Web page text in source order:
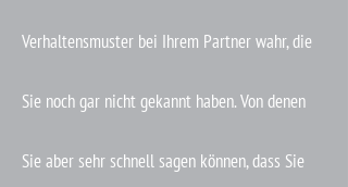
Verhaltensmuster bei Ihrem Partner wahr, die
Sie noch gar nicht gekannt haben. Von denen
Sie aber sehr schnell sagen können, dass Sie